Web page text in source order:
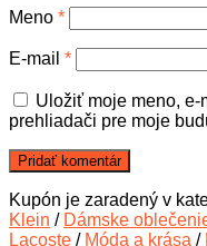
Meno *
E-mail *
Uložiť moje meno, e-
prehliadači pre moje
Kupón je zaradený v
Klein / Dámske
Lacoste / Móda a krása /